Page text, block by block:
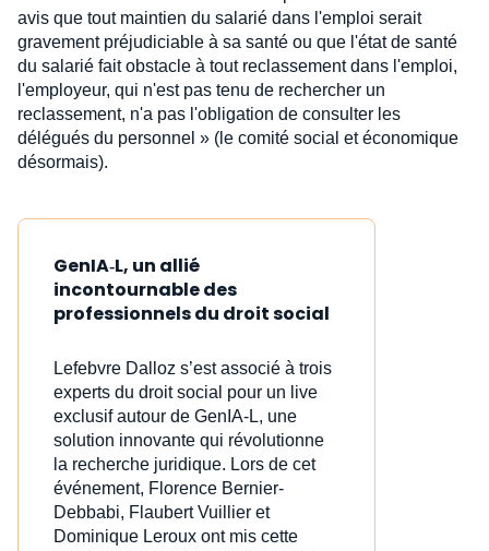
avis que tout maintien du salarié dans l'emploi serait
gravement préjudiciable à sa santé ou que l'état de santé
du salarié fait obstacle à tout reclassement dans l'emploi,
l'employeur, qui n'est pas tenu de rechercher un
reclassement, n'a pas l'obligation de consulter les
délégués du personnel » (le comité social et économique
désormais).
GenIA‑L, un allié
incontournable des
professionnels du droit social
Lefebvre Dalloz s’est associé à trois
experts du droit social pour un live
exclusif autour de GenIA‑L, une
solution innovante qui révolutionne
la recherche juridique. Lors de cet
événement, Florence Bernier-
Debbabi, Flaubert Vuillier et
Dominique Leroux ont mis cette